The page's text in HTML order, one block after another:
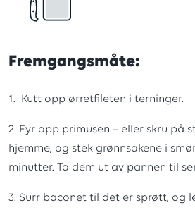
Fremgangsmåte:
1. Kutt opp ørretfileten i terninger.
2. Fyr opp primusen – eller skru på
hjemme, og stek grønnsakene i
minutter. Ta dem ut av pannen til
3. Surr baconet til det er sprøtt, og